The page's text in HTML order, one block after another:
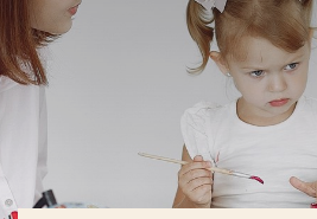
Ga direct naar de content
... > Onderzoeksprojecten
Veel gezocht
Opleiding